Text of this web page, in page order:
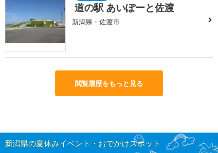
道の駅 あいぽーと佐渡
新潟県・佐渡市
閲覧履歴をもっと見る
新潟県の夏休みイベント・おでかけスポット